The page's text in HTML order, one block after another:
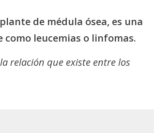
de médula ósea, es una
leucemias o linfomas.
relación que existe entre los